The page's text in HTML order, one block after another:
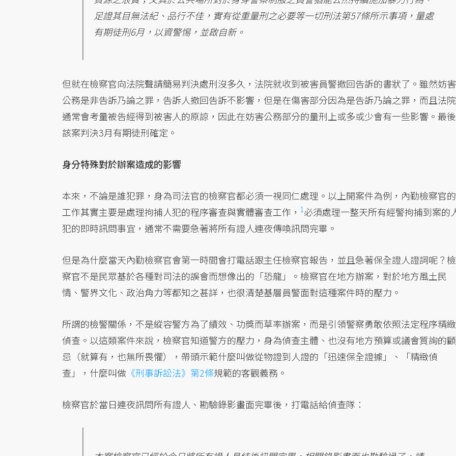
足證其目無法紀、品行不佳，實有從重量刑之必要等一切刑法第57條所示事項，量處
有期徒刑6月，以資警惕，並啟自新。
但就在檢察官向法院聲請簡易判決處刑沒多久，法院就收到被害員警撤回告訴的書狀了。雖然妨害
公務是非告訴乃論之罪，告訴人撤回告訴不影響，但是在傷害部分因為是告訴乃論之罪，而且法院
通常會考量被告經得到被害人的原諒，因此在妨害公務部分的量刑上或多或少會有一些影響。最後
該案判決3月有期徒刑確定。
身分特殊對於辦案造成的影響
本來，不論是誰犯罪，身為司法官的檢察官都必須一視同仁處理。以上開案件為例，內勤檢察官的
工作其實主要是處理拘捕人犯的程序審查與實體審查工作， 1必須處理一整天所有經警拘捕到案的
犯的即時訊問事宜，通常不需要急著將所有證人連夜傳喚訊問完畢。
但是為什麼當天內勤檢察官會第一時間會打電話跟主任檢察官報告，並且急著保全證人證詞呢？檢
察官不是民眾基於各種對司法的誤會而想像出的「恐龍」。檢察官在地方辦案，對於地方風土民
情、警界文化、政治角力等都知之甚詳，也很清楚基層員警面對這種案件時的壓力。
所謂的檢警關係，不是縱容警方為了績效、功獎而草率辦案，而是引領警察勇敢依照法定程序精緻
偵查。以這類案件來說，檢察官知道警方的壓力，身為偵查主體、也沒有地方預算或議會質詢的顧
忌（就算有，也無所畏懼），帶頭示範什麼叫做從物證到人證的「迅速保全證據」、「精緻偵
查」，什麼叫做 《刑事訴訟法》第2條規範的客觀義務。
檢察官於當日連夜訊問所有證人、勘驗錄影畫面完畢後，打電話給偵查隊：